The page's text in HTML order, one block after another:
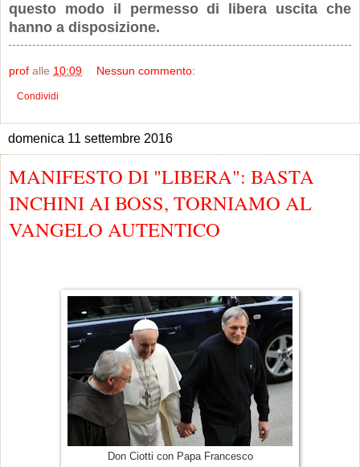
questo modo il permesso di libera uscita che
hanno a disposizione.
prof alle 10:09 Nessun commento:
Condividi
domenica 11 settembre 2016
MANIFESTO DI "LIBERA": BASTA
INCHINI AI BOSS, TORNIAMO AL
VANGELO AUTENTICO
Don Ciotti con Papa Francesco